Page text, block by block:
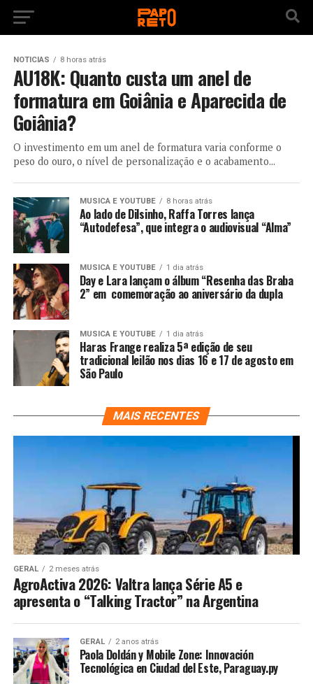
NOTICIAS 8 horas atrás
AU18K: Quanto custa um anel de
formatura em Goiânia e Aparecida de
Goiânia?
O investimento em um anel de formatura varia conforme o
peso do ouro, o nível de personalização e o acabamento...
MUSICA E YOUTUBE 8 horas atrás
Ao lado de Dilsinho, Raffa Torres lança
“Autodefesa”, que integra o audiovisual “Alma”
MUSICA E YOUTUBE 1 dia atrás
Day e Lara lançam o álbum “Resenha das Braba
2” em comemoração ao aniversário da dupla
MUSICA E YOUTUBE 1 dia atrás
Haras Frange realiza 5ª edição de seu
tradicional leilão nos dias 16 e 17 de agosto em
São Paulo
MAIS RECENTES
GERAL 2 meses atrás
AgroActiva 2026: Valtra lança Série A5 e
apresenta o “Talking Tractor” na Argentina
GERAL 2 anos atrás
Paola Doldán y Mobile Zone: Innovación
Tecnológica en Ciudad del Este, Paraguay.py